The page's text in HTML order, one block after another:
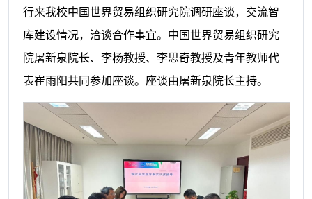
行来我校中国世界贸易组织研究院调研座谈，交流智
库建设情况，洽谈合作事宜。中国世界贸易组织研究
院屠新泉院长、李杨教授、李思奇教授及青年教师代
表崔雨阳共同参加座谈。座谈由屠新泉院长主持。